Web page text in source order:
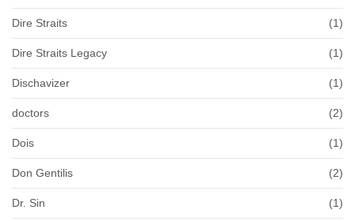
Dire Straits (1)
Dire Straits Legacy (1)
Dischavizer (1)
doctors (2)
Dois (1)
Don Gentilis (2)
Dr. Sin (1)